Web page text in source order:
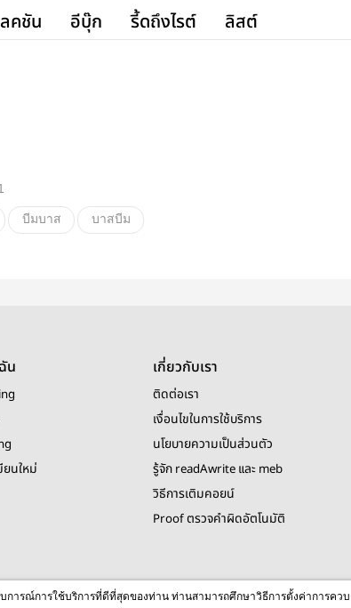
คชัน อีบุ๊ก รี้ดถึงไรต์ ลิสต์
บีมบาส บาสบีม
น
ยนใหม่
เกี่ยวกับเรา
ติดต่อเรา
เงื่อนไขในการใช้บริการ
นโยบายความเป็นส่วนตัว
รู้จัก readAwrite และ meb
วิธีการเติมคอยน์
Proof ตรวจคำผิดอัตโนมัติ
© 2026 readAwrite.com by MEB Corporation Public Company Limited
This site is protected by reCAPTCHA and the Google
การณ์การใช้บริการที่ดีที่สุดของท่าน ท่านสามารถศึกษาวิธีการตั้งค่าการค